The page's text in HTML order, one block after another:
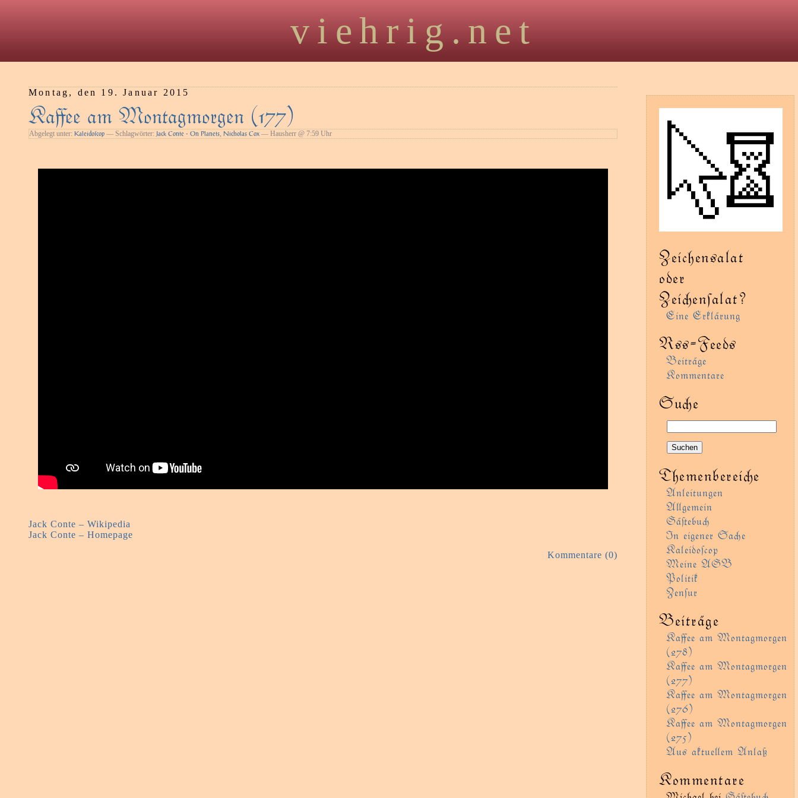
viehrig.net
Montag, den 19. Januar 2015
Kaﬀee am Montagmorgen (177)
Abgelegt unter: Kaleidoſcop — Schlagwörter: Jack Conte - On Planets, Nicholas Cox — Hausherr @ 7:59 Uhr
Jack Conte – Wikipedia
Jack Conte – Homepage
Kommentare (0)
Zeichensalat
oder
Zeienſalat?
Eine Erklärung
Rss-Feeds
Beiträge
Kommentare
Sue
Themenbereie
Anleitungen
Agemein
Gäﬅebu
In eigener Sae
Kaleidoſcop
Meine AGB
Politik
Zenſur
Beiträge
Kaﬀee am Montagmorgen
(278)
Kaﬀee am Montagmorgen
(277)
Kaﬀee am Montagmorgen
(276)
Kaﬀee am Montagmorgen
(275)
Aus aktueem Anlaß
Kommentare